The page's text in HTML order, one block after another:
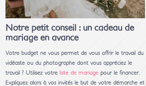
Notre petit conseil : un cadeau de
mariage en avance
Votre budget ne vous permet de vous offrir le travail du
vidéaste ou du photographe dont vous appréciez le
travail ? Utilisez votre liste de mariage pour le financer.
Expliquez alors à vos invités le but de votre démarche et